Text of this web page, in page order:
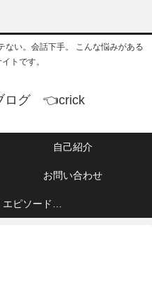
ない。会話下手。 こんな悩みがある
トです。
ログ 👈crick
自己紹介
お問い合わせ
ピソード👈